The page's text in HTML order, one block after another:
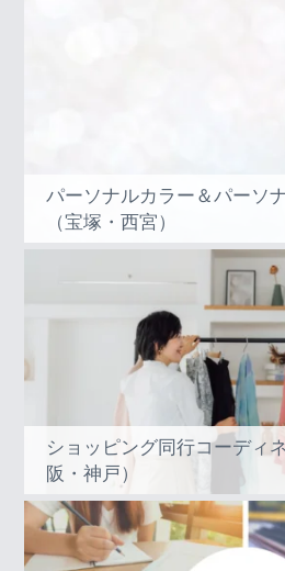
パーソナルカラー＆パーソ
（宝塚・西宮）
ショッピング同行コーディ
阪・神戸）